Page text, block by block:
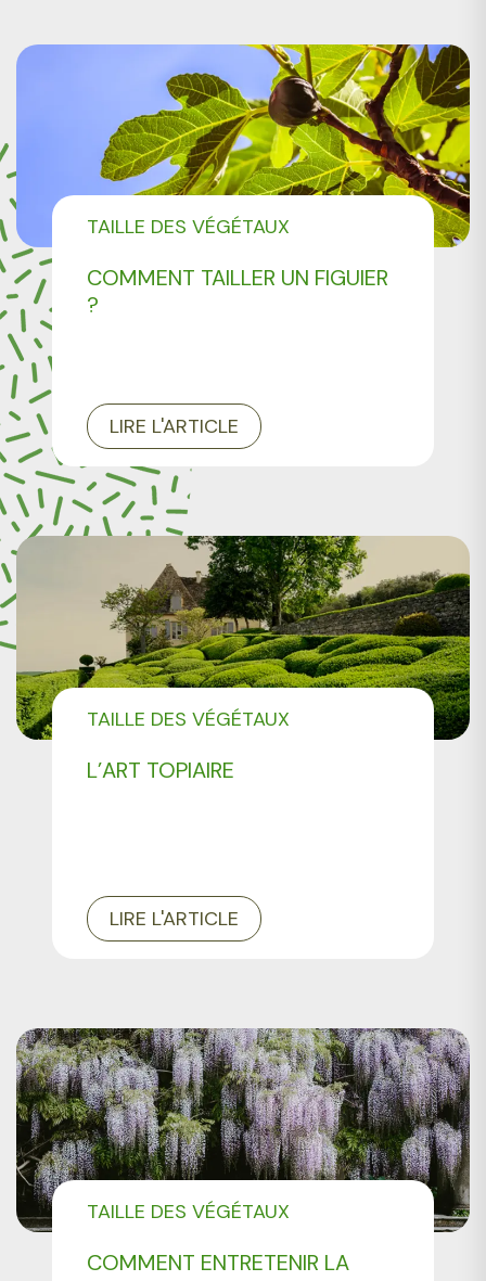
COMMENT TAILLER UN FIGUIER
?
TAILLE DES VÉGÉTAUX
LIRE L'ARTICLE
L’ART TOPIAIRE
TAILLE DES VÉGÉTAUX
LIRE L'ARTICLE
COMMENT ENTRETENIR LA
TAILLE DES VÉGÉTAUX